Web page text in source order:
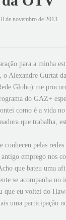
8 de novembro de 2013
para a minha
o Alexandre Gurtat
Globo) me
do GAZ+
como é a vida
que trabalha,
conheceu pelas redes
emprego nos
que bateu uma
se acompanha no
que eu voltei do
uma participação